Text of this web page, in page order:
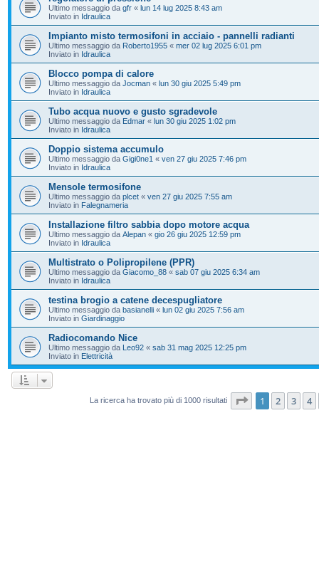
Ultimo messaggio da gfr « lun 14 lug 2025 8:43 am
Inviato in Idraulica
Impianto misto termosifoni in acciaio - pannelli radianti
Ultimo messaggio da Roberto1955 « mer 02 lug 2025 6:01 pm
Inviato in Idraulica
Blocco pompa di calore
Ultimo messaggio da Jocman « lun 30 giu 2025 5:49 pm
Inviato in Idraulica
Tubo acqua nuovo e gusto sgradevole
Ultimo messaggio da Edmar « lun 30 giu 2025 1:02 pm
Inviato in Idraulica
Doppio sistema accumulo
Ultimo messaggio da Gigi0ne1 « ven 27 giu 2025 7:46 pm
Inviato in Idraulica
Mensole termosifone
Ultimo messaggio da plcet « ven 27 giu 2025 7:55 am
Inviato in Falegnameria
Installazione filtro sabbia dopo motore acqua
Ultimo messaggio da Alepan « gio 26 giu 2025 12:59 pm
Inviato in Idraulica
Multistrato o Polipropilene (PPR)
Ultimo messaggio da Giacomo_88 « sab 07 giu 2025 6:34 am
Inviato in Idraulica
testina brogio a catene decespugliatore
Ultimo messaggio da basianelli « lun 02 giu 2025 7:56 am
Inviato in Giardinaggio
Radiocomando Nice
Ultimo messaggio da Leo92 « sab 31 mag 2025 12:25 pm
Inviato in Elettricità
La ricerca ha trovato più di 1000 risultati Pagina di 20
1 2 3 4